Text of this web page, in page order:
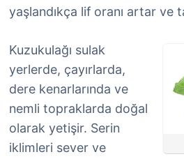
yaşlandıkça lif oranı artar ve
Kuzukulağı sulak
yerlerde, çayırlarda,
dere kenarlarında ve
nemli topraklarda doğal
olarak yetişir. Serin
iklimleri sever ve